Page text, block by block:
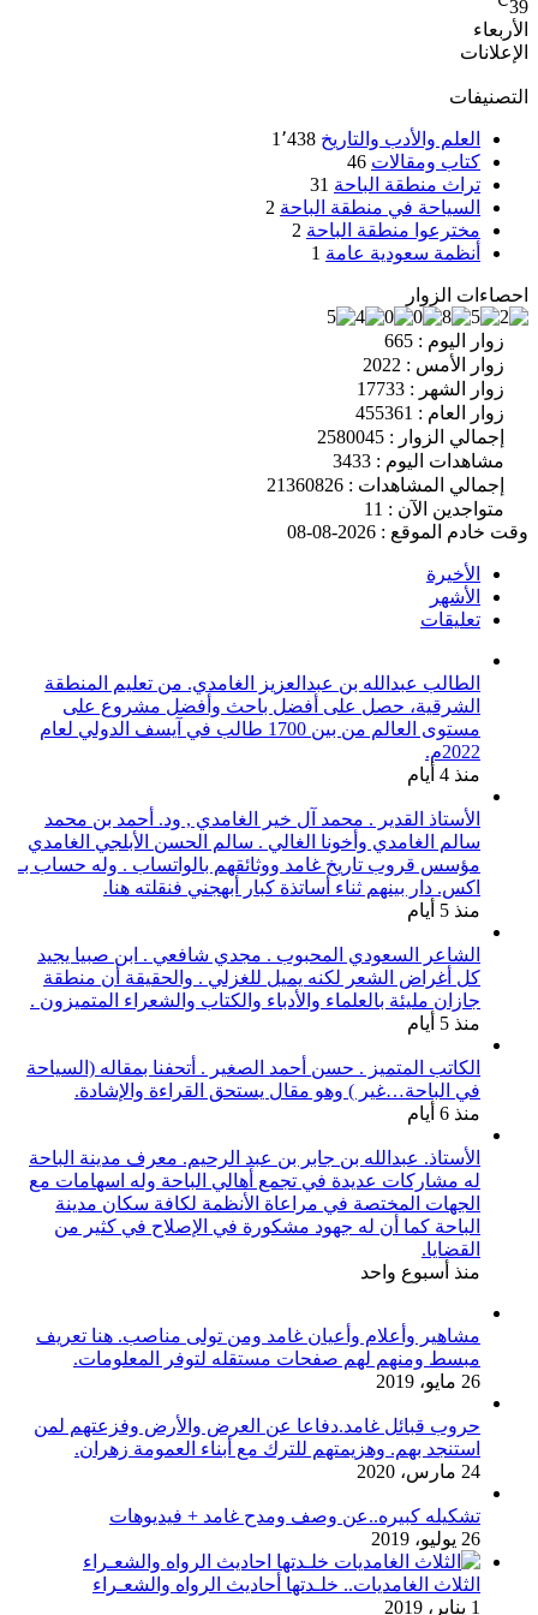
39
الأربعاء
الإعلانات
التصنيفات
العلم والأدب والتاريخ 1٬438
كتاب ومقالات 46
تراث منطقة الباحة 31
السياحة في منطقة الباحة 2
مخترعوا منطقة الباحة 2
أنظمة سعودية عامة 1
احصاءات الزوار
زوار اليوم : 665
زوار الأمس : 2022
زوار الشهر : 17733
زوار العام : 455361
إجمالي الزوار : 2580045
مشاهدات اليوم : 3433
إجمالي المشاهدات : 21360826
متواجدين الآن : 11
وقت خادم الموقع : 2026-08-08
الأخيرة
الأشهر
تعليقات
الطالب عبدالله بن عبدالعزيز الغامدي. من تعليم المنطقة
الشرقية، حصل على أفضل باحث وأفضل مشروع على
مستوى العالم من بين 1700 طالب في آيسف الدولي لعام
2022م.
منذ 4 أيام
الأستاذ القدير . محمد آل خير الغامدي , ود. أحمد بن محمد
سالم الغامدي وأخونا الغالي . سالم الحسن الأبلجي الغامدي
مؤسس قروب تاريخ غامد ووثائقهم بالواتساب . وله حساب بـ
اكس. دار بينهم ثناء أساتذة كبار أبهجني فنقلته هنا.
منذ 5 أيام
الشاعر السعودي المحبوب . مجدي شافعي . ابن صبيا يجيد
كل أغراض الشعر لكنه يميل للغزلي . والحقيقة أن منطقة
جازان مليئة بالعلماء والأدباء والكتاب والشعراء المتميزون .
منذ 5 أيام
الكاتب المتميز . حسن أحمد الصغير . أتحفنا بمقاله (السياحة
في الباحة…غير ) وهو مقال يستحق القراءة والإشادة.
منذ 6 أيام
الأستاذ. عبدالله بن جابر بن عبد الرحيم. معرف مدينة الباحة
له مشاركات عديدة في تجمع أهالي الباحة وله اسهامات مع
الجهات المختصة في مراعاة الأنظمة لكافة سكان مدينة
الباحة كما أن له جهود مشكورة في الإصلاح في كثير من
القضايا.
منذ أسبوع واحد
مشاهير وأعلام وأعيان غامد ومن تولى مناصب. هنا تعريف
مبسط ومنهم لهم صفحات مستقله لتوفر المعلومات.
26 مايو، 2019
حروب قبائل غامد.دفاعا عن العرض والأرض وفزعتهم لمن
استنجد بهم. وهزيمتهم للترك مع أبناء العمومة زهران.
24 مارس، 2020
تشكيله كبيره..عن وصف ومدح غامد + فيديوهات
26 يوليو، 2019
الثلاث الغامديات.. خلـدتها أحاديث الرواه والشعـراء
1 يناير، 2019